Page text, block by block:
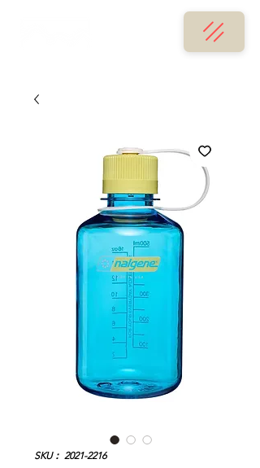
SKU： 2021-2216